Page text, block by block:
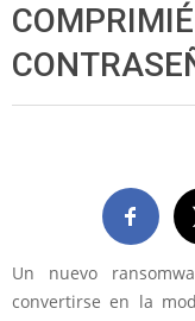
Un nuevo
convertirse en la